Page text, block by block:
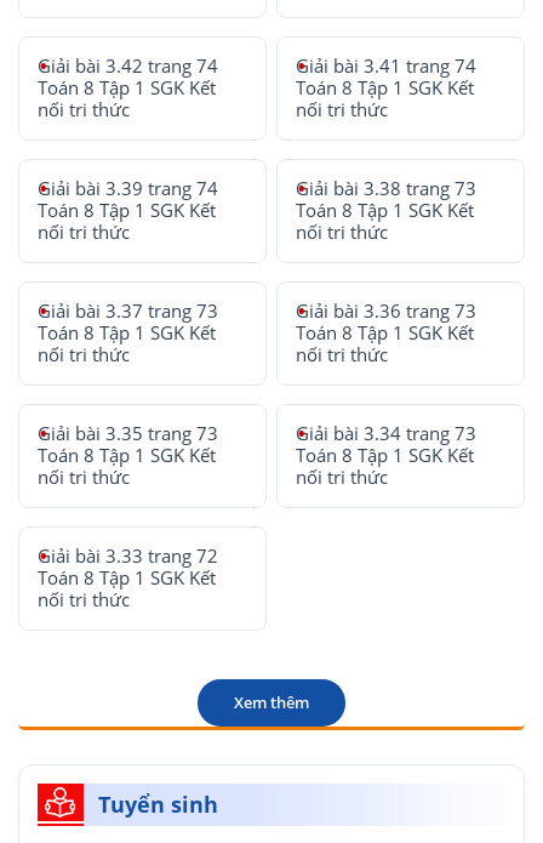
Giải bài 3.42 trang 74
Toán 8 Tập 1 SGK Kết
nối tri thức
Giải bài 3.41 trang 74
Toán 8 Tập 1 SGK Kết
nối tri thức
Giải bài 3.39 trang 74
Toán 8 Tập 1 SGK Kết
nối tri thức
Giải bài 3.38 trang 73
Toán 8 Tập 1 SGK Kết
nối tri thức
Giải bài 3.37 trang 73
Toán 8 Tập 1 SGK Kết
nối tri thức
Giải bài 3.36 trang 73
Toán 8 Tập 1 SGK Kết
nối tri thức
Giải bài 3.35 trang 73
Toán 8 Tập 1 SGK Kết
nối tri thức
Giải bài 3.34 trang 73
Toán 8 Tập 1 SGK Kết
nối tri thức
Giải bài 3.33 trang 72
Toán 8 Tập 1 SGK Kết
nối tri thức
Xem thêm
Tuyển sinh